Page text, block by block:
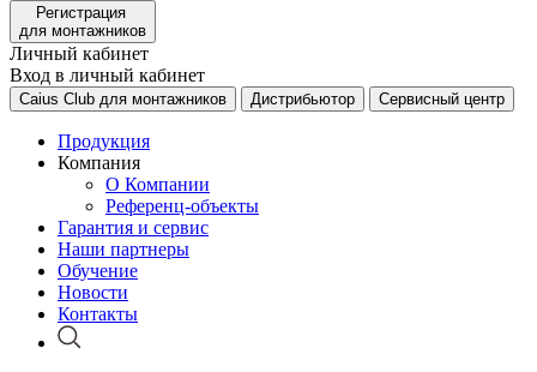
Регистрация
для монтажников
Личный кабинет
Вход в личный кабинет
Caius Club для монтажников Дистрибьютор Сервисный центр
Продукция
Компания
О Компании
Референц-объекты
Гарантия и сервис
Наши партнеры
Обучение
Новости
Контакты